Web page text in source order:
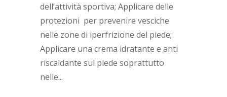
dell’attività sportiva; Applicare delle
protezioni per prevenire vesciche
nelle zone di iperfrizione del piede;
Applicare una crema idratante e anti
riscaldante sul piede soprattutto
nelle...